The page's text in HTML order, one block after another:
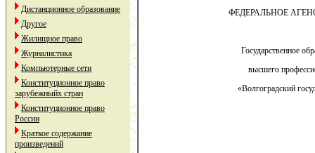
Дистанционное образование
Другое
Жилищное право
Журналистика
Компьютерные сети
Конституционное право
зарубежныйх стран
Конституционное право
России
Краткое содержание
произведений
ФЕДЕРАЛЬНОЕ
Государственное
высшего
«Волгоградский